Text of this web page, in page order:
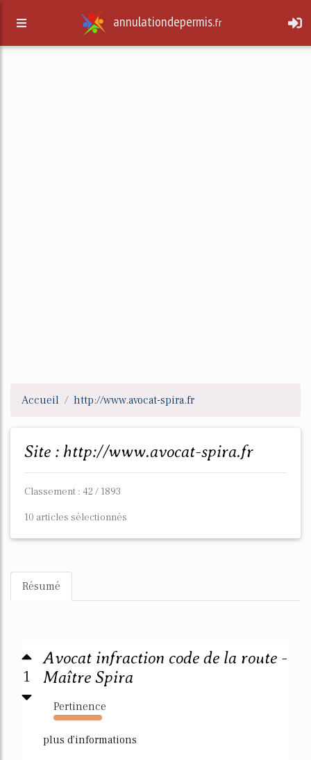
annulationdepermis.fr
Accueil http://www.avocat-spira.fr
Site : http://www.avocat-spira.fr
Classement : 42 / 1893
10 articles sélectionnés
Résumé
1
Avocat infraction code de la route -
Maître Spira
Pertinence
492%
plus d'informations